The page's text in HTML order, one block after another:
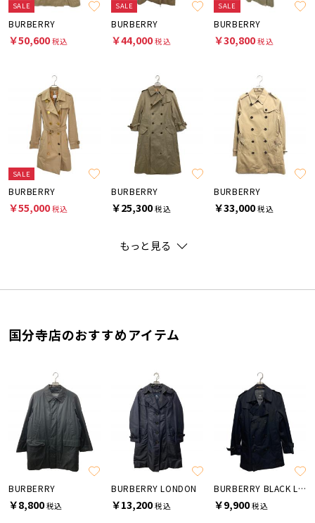
SALE
BURBERRY
￥50,600税込
SALE
BURBERRY
￥44,000税込
SALE
BURBERRY
￥30,800税込
SALE
BURBERRY
￥55,000税込
BURBERRY
￥25,300税込
BURBERRY
￥33,000税込
もっと見る
国分寺店のおすすめアイテム
BURBERRY
￥8,800税込
BURBERRY LONDON
￥13,200税込
BURBERRY BLACK LABEL
￥9,900税込